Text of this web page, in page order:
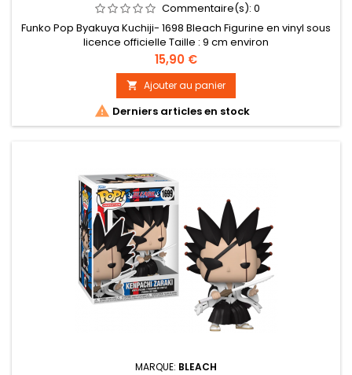
Commentaire(s): 0
Funko Pop Byakuya Kuchiji- 1698 Bleach Figurine en vinyl sous
licence officielle Taille : 9 cm environ
Prix
15,90 €
 Ajouter au panier
 Derniers articles en stock
MARQUE: BLEACH